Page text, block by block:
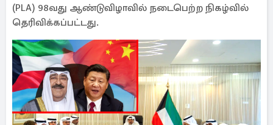
(PLA) 98வது ஆண்டுவிழாவில் நடைபெற்ற நிகழ்வில்
தெரிவிக்கப்பட்டது.